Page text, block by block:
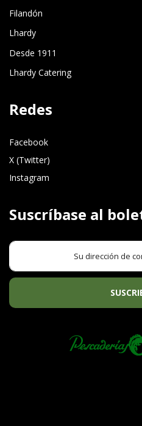
Filandón
Lhardy
Desde 1911
Lhardy Catering
Redes
Facebook
X (Twitter)
Instagram
Suscríbase al